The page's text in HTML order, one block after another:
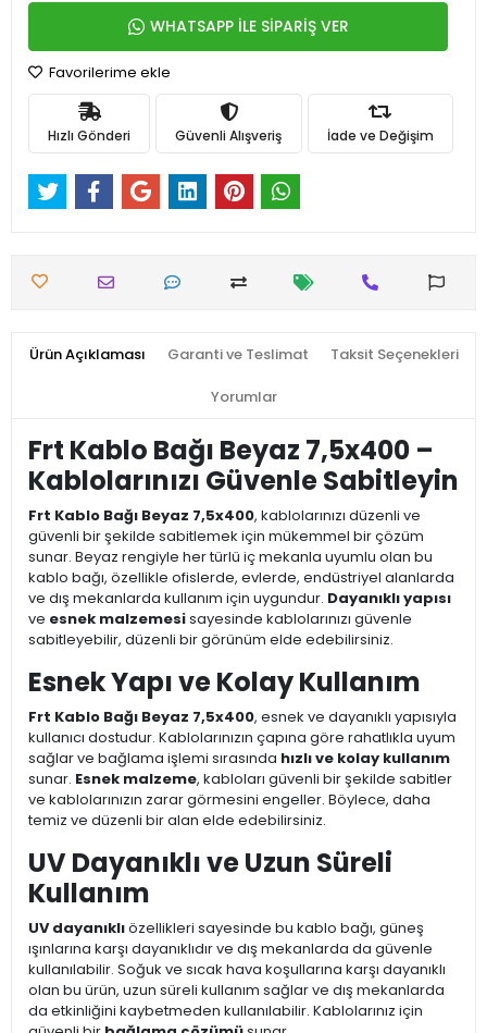
WHATSAPP İLE SİPARİŞ VER
Favorilerime ekle
Hızlı Gönderi Güvenli Alışveriş İade ve Değişim
Ürün Açıklaması Garanti ve Teslimat Taksit Seçenekleri
Yorumlar
Frt Kablo Bağı Beyaz 7,5x400 –
Kablolarınızı Güvenle Sabitleyin
Frt Kablo Bağı Beyaz 7,5x400, kablolarınızı düzenli ve
güvenli bir şekilde sabitlemek için mükemmel bir çözüm
sunar. Beyaz rengiyle her türlü iç mekanla uyumlu olan bu
kablo bağı, özellikle ofislerde, evlerde, endüstriyel alanlarda
ve dış mekanlarda kullanım için uygundur. Dayanıklı yapısı
ve esnek malzemesisayesinde kablolarınızı güvenle
sabitleyebilir, düzenli bir görünüm elde edebilirsiniz.
Esnek Yapı ve Kolay Kullanım
Frt Kablo Bağı Beyaz 7,5x400, esnek ve dayanıklı yapısıyla
kullanıcı dostudur. Kablolarınızın çapına göre rahatlıkla uyum
sağlar ve bağlama işlemi sırasında hızlı ve kolay kullanım
sunar. Esnek malzeme, kabloları güvenli bir şekilde sabitler
ve kablolarınızın zarar görmesini engeller. Böylece, daha
temiz ve düzenli bir alan elde edebilirsiniz.
UV Dayanıklı ve Uzun Süreli
Kullanım
UV dayanıklıözellikleri sayesinde bu kablo bağı, güneş
ışınlarına karşı dayanıklıdır ve dış mekanlarda da güvenle
kullanılabilir. Soğuk ve sıcak hava koşullarına karşı dayanıklı
olan bu ürün, uzun süreli kullanım sağlar ve dış mekanlarda
da etkinliğini kaybetmeden kullanılabilir. Kablolarınız için